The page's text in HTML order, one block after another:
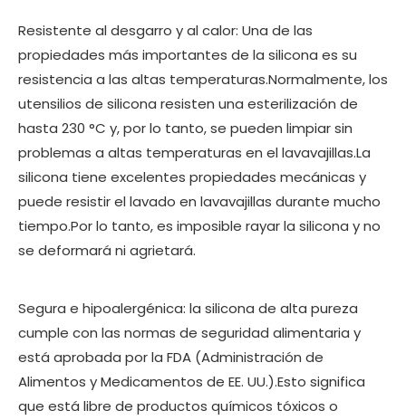
Resistente al desgarro y al calor: Una de las
propiedades más importantes de la silicona es su
resistencia a las altas temperaturas.Normalmente, los
utensilios de silicona resisten una esterilización de
hasta 230 °C y, por lo tanto, se pueden limpiar sin
problemas a altas temperaturas en el lavavajillas.La
silicona tiene excelentes propiedades mecánicas y
puede resistir el lavado en lavavajillas durante mucho
tiempo.Por lo tanto, es imposible rayar la silicona y no
se deformará ni agrietará.
Segura e hipoalergénica: la silicona de alta pureza
cumple con las normas de seguridad alimentaria y
está aprobada por la FDA (Administración de
Alimentos y Medicamentos de EE. UU.).Esto significa
que está libre de productos químicos tóxicos o